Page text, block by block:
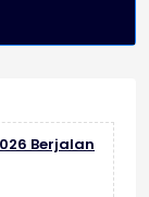
Berjalan